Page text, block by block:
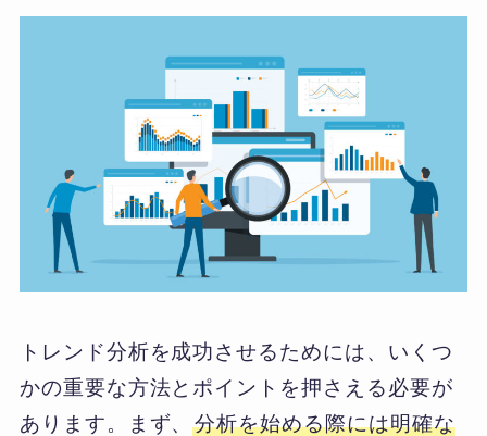
トレンド分析を成功させるためには、いくつ
かの重要な方法とポイントを押さえる必要が
あります。まず、分析を始める際には明確な